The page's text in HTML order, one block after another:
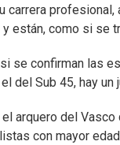
carrera profesional,
están, como si se
se confirman las
del Sub 45, hay un
el arquero del
con mayor